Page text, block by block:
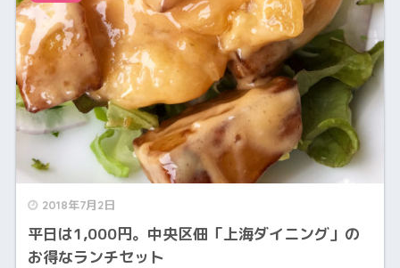
2018年7月2日
平日は1,000円。中央区佃「上海ダイニング」の
お得なランチセット